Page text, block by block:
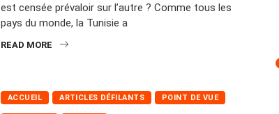
est censée prévaloir sur l’autre ? Comme tous les
pays du monde, la Tunisie a
READ MORE
ACCUEIL ARTICLES DÉFILANTS POINT DE VUE